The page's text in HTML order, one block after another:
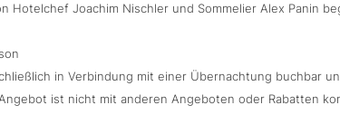
Hotelchef Joachim Nischler und Sommelier Alex Panin
in Verbindung mit einer Übernachtung buchbar
ist nicht mit anderen Angeboten oder Rabatten